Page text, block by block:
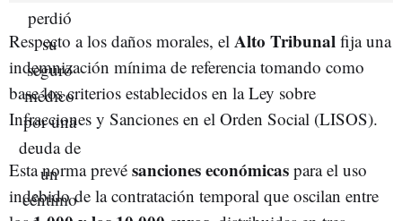
Respecto a los daños morales, el Alto Tribunal fija una
indemnización mínima de referencia tomando como
base los criterios establecidos en la Ley sobre
Infracciones y Sanciones en el Orden Social (LISOS).
Esta norma prevé sanciones económicas para el uso
indebido de la contratación temporal que oscilan entre